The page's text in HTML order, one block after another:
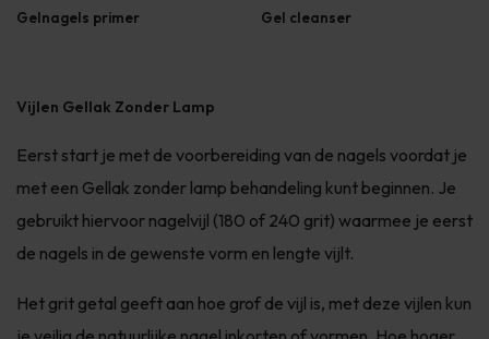
Gelnagels primer Gel cleanser
Vijlen Gellak Zonder Lamp
Eerst start je met de voorbereiding van de nagels voordat je
met een Gellak zonder lamp behandeling kunt beginnen. Je
gebruikt hiervoor nagelvijl (180 of 240 grit) waarmee je eerst
de nagels in de gewenste vorm en lengte vijlt.
Het grit getal geeft aan hoe grof de vijl is, met deze vijlen kun